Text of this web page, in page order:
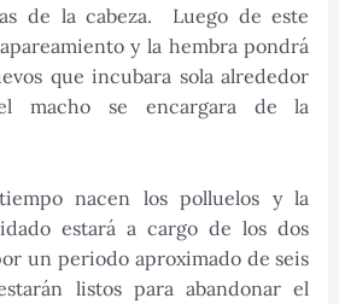
de la cabeza. Luego de este
y la hembra pondrá
que incubara sola alrededor
macho se encargara de la
nacen los polluelos y la
estará a cargo de los dos
un periodo aproximado de seis
listos para abandonar el